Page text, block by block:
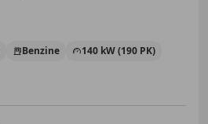
Benzine 140 kW (190 PK)